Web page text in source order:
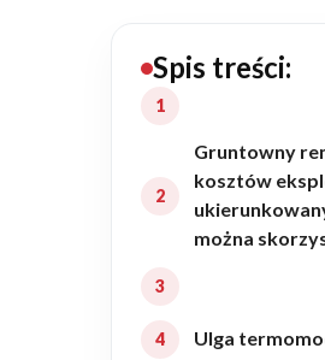
Rezydencje
Rozbudowa
Remonty
Budynki
Spis treści:
Gruntowny
kosztów
można
Ulga